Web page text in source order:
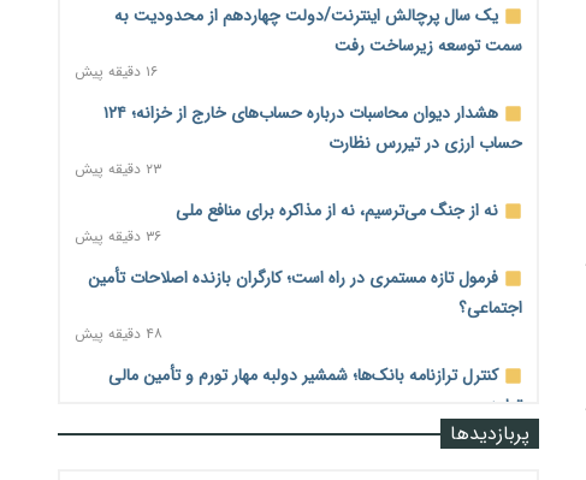
یک سال پرچالش اینترنت/دولت چهاردهم از محدودیت به
سمت توسعه زیرساخت رفت
۱۶ دقیقه پیش
هشدار دیوان محاسبات درباره حساب‌های خارج از خزانه؛ ۱۲۴
حساب ارزی در تیررس نظارت
۲۳ دقیقه پیش
نه از جنگ می‌ترسیم، نه از مذاکره برای منافع ملی
۳۶ دقیقه پیش
فرمول تازه مستمری در راه است؛ کارگران بازنده اصلاحات تأمین
اجتماعی؟
۴۸ دقیقه پیش
کنترل ترازنامه بانک‌ها؛ شمشیر دولبه مهار تورم و تأمین مالی
تولید
۱ ساعت پیش پربازدیدها